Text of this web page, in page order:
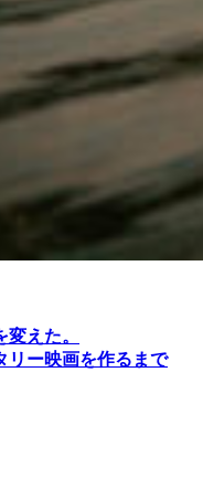
えた。
リー映画を作るまで